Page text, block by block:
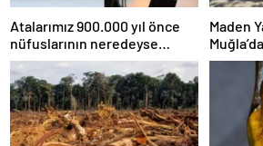
Atalarımız 900.000 yıl önce
nüfuslarının neredeyse
%99’unu kaybetti
Maden
İklim